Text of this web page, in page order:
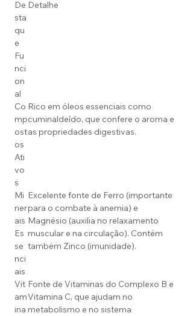
De
sta
qu
e
Fu
nci
on
al
Detalhe
Co
mp
ost
os
Ati
vo
s
Rico em óleos essenciais como
cuminaldeído, que confere o aroma e
as propriedades digestivas.
Mi
ner
ais
Es
se
nci
ais
Excelente fonte de Ferro (importante
para o combate à anemia) e
Magnésio (auxilia no relaxamento
muscular e na circulação). Contém
também Zinco (imunidade).
Vit
am
ina
Fonte de Vitaminas do Complexo B e
Vitamina C, que ajudam no
metabolismo e no sistema